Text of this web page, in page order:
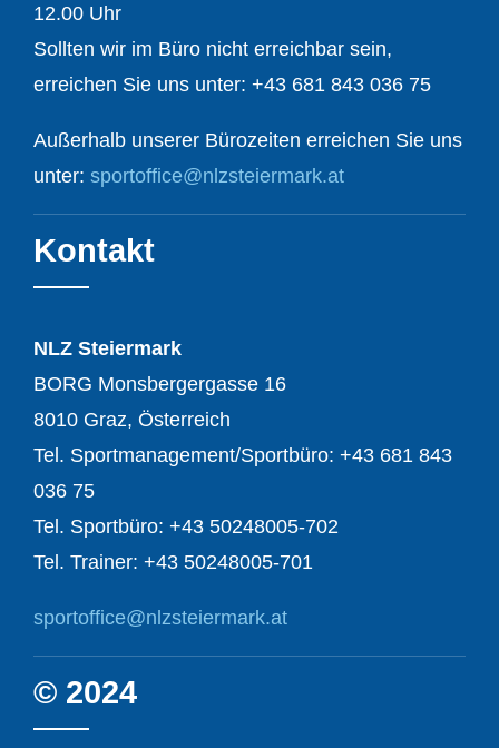
12.00 Uhr
Sollten wir im Büro nicht erreichbar sein,
erreichen Sie uns unter: +43 681 843 036 75
Außerhalb unserer Bürozeiten erreichen Sie uns
unter: sportoffice@nlzsteiermark.at
Kontakt
NLZ Steiermark
BORG Monsbergergasse 16
8010 Graz, Österreich
Tel. Sportmanagement/Sportbüro: +43 681 843
036 75
Tel. Sportbüro: +43 50248005-702
Tel. Trainer: +43 50248005-701
sportoffice@nlzsteiermark.at
© 2024